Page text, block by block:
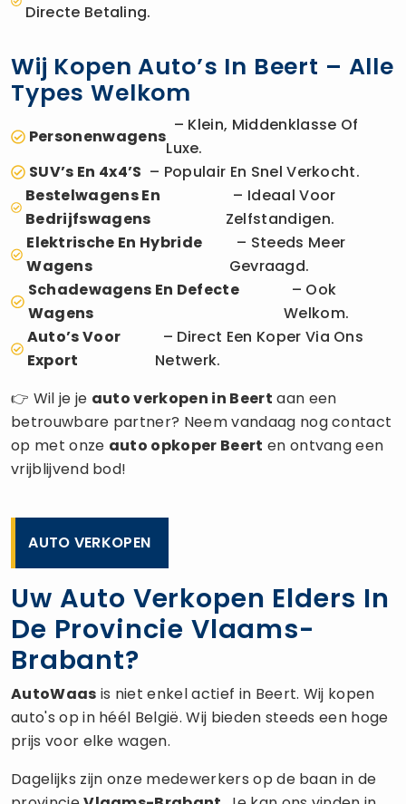
Directe Betaling.
Wij Kopen Auto’s In Beert – Alle
Types Welkom
Personenwagens
– Klein, Middenklasse Of
Luxe.
SUV’s En 4x4’s – Populair En Snel Verkocht.
Bestelwagens En
Bedrijfswagens
– Ideaal Voor
Zelfstandigen.
Elektrische En Hybride
Wagens
– Steeds Meer
Gevraagd.
Schadewagens En Defecte
Wagens
– Ook
Welkom.
Auto’s Voor
Export
– Direct Een Koper Via Ons
Netwerk.
👉 Wil je je auto verkopen in Beert aan een
betrouwbare partner? Neem vandaag nog contact
op met onze auto opkoper Beert en ontvang een
vrijblijvend bod!
AUTO VERKOPEN
Uw Auto Verkopen Elders In
De Provincie Vlaams-
Brabant?
AutoWaas is niet enkel actief in Beert. Wij kopen
auto's op in héél België. Wij bieden steeds een hoge
prijs voor elke wagen.
Dagelijks zijn onze medewerkers op de baan in de